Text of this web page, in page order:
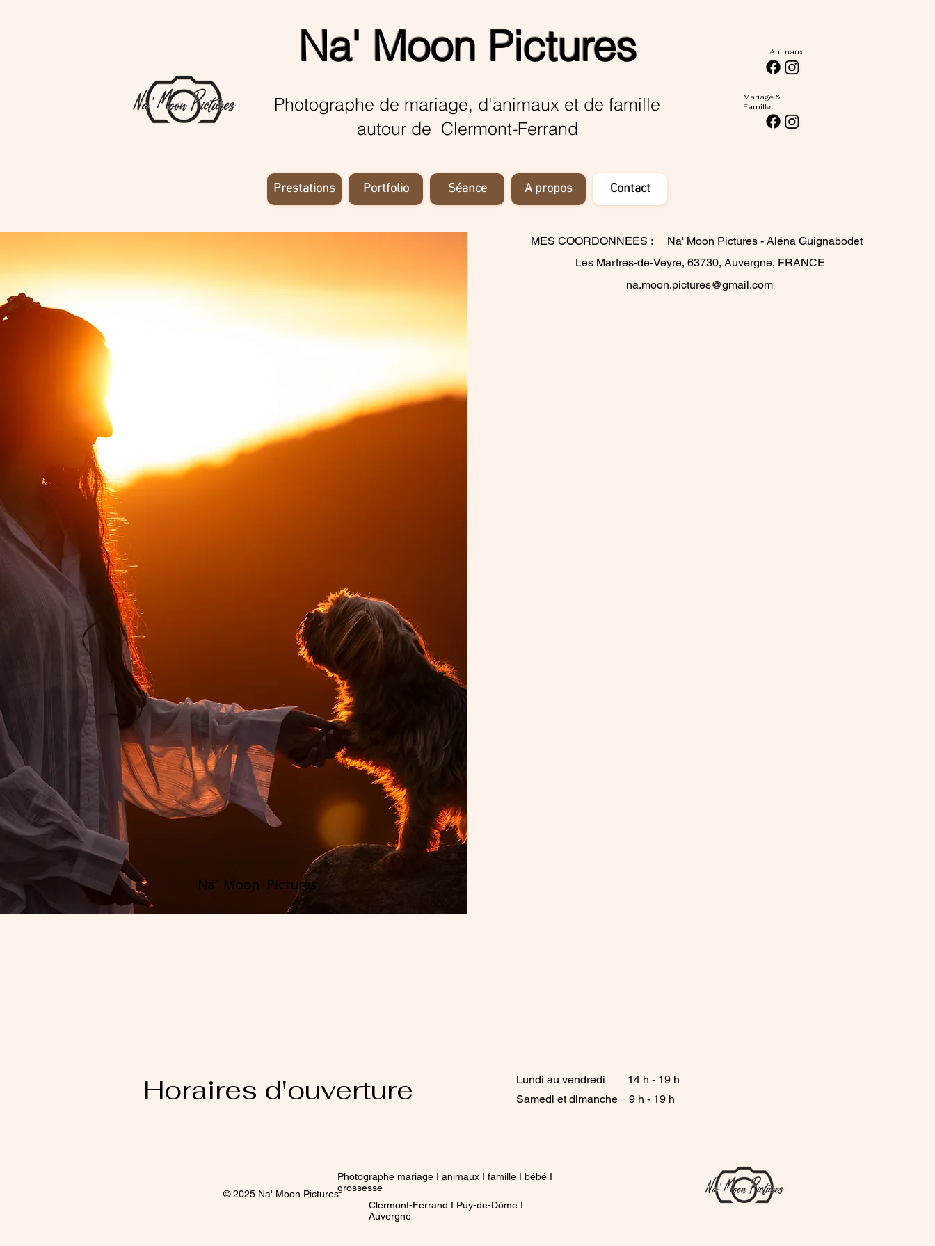
Na' Moon Pictures
Photographe de mariage, d'animaux et de famille
autour de Clermont-Ferrand
Animaux
Mariage &
Famille
Prestations Portfolio Séance A propos Contact
MES COORDONNEES :
Na' Moon Pictures - Aléna Guignabodet
Les Martres-de-Veyre, 63730, Auvergne, FRANCE
na.moon.pictures@gmail.com
Horaires d'ouverture
Lundi au vendredi 14 h - 19 h
Samedi et dimanche 9 h - 19 h
© 2025 Na' Moon Pictures
Photographe mariage I animaux I famille I bébé I
grossesse
Clermont-Ferrand I Puy-de-Dôme I
Auvergne